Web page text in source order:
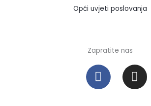
Opći uvjeti poslovanja
Zapratite nas
F
a
c
I
n
s